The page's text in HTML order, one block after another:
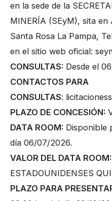
en la sede de la
MINERÍA (SEyM), sita en
Santa Rosa La Pampa,
en el sitio web oficial:
CONSULTAS: Desde el
CONTACTOS PARA
CONSULTAS:
PLAZO DE CONCESIÓN:
DATA ROOM: Disponible
día 06/07/2026.
VALOR DEL DATA ROOM:
ESTADOUNIDENSES
PLAZO PARA